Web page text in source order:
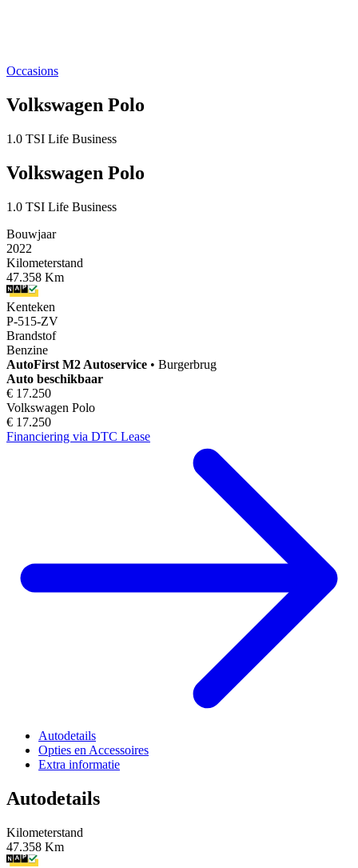
Occasions
Volkswagen Polo
1.0 TSI Life Business
Volkswagen Polo
1.0 TSI Life Business
Bouwjaar
2022
Kilometerstand
47.358 Km
Kenteken
P-515-ZV
Brandstof
Benzine
AutoFirst M2 Autoservice • Burgerbrug
Auto beschikbaar
€ 17.250
Volkswagen Polo
€ 17.250
Financiering via DTC Lease
Autodetails
Opties en Accessoires
Extra informatie
Autodetails
Kilometerstand
47.358 Km